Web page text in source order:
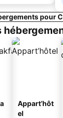
pour
Appart’hôt
el